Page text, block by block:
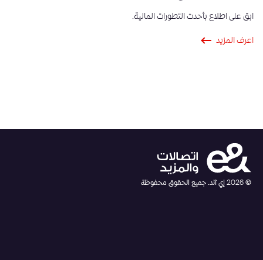
ابق على اطلاع بأحدث التطورات المالية.
اعرف المزيد
©
2026 إي آند. جميع الحقوق محفوظة